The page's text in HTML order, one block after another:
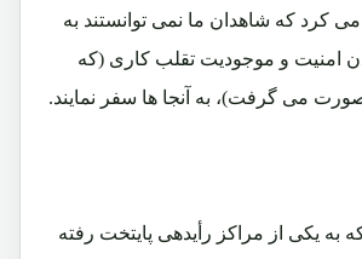
کرد که شاهدان ما نمی توانستند به
امنیت و موجودیت تقلب کاری (که
می گرفت)، به آنجا ها سفر نمایند.
به یکی از مراکز رأیدهی پایتخت رفته